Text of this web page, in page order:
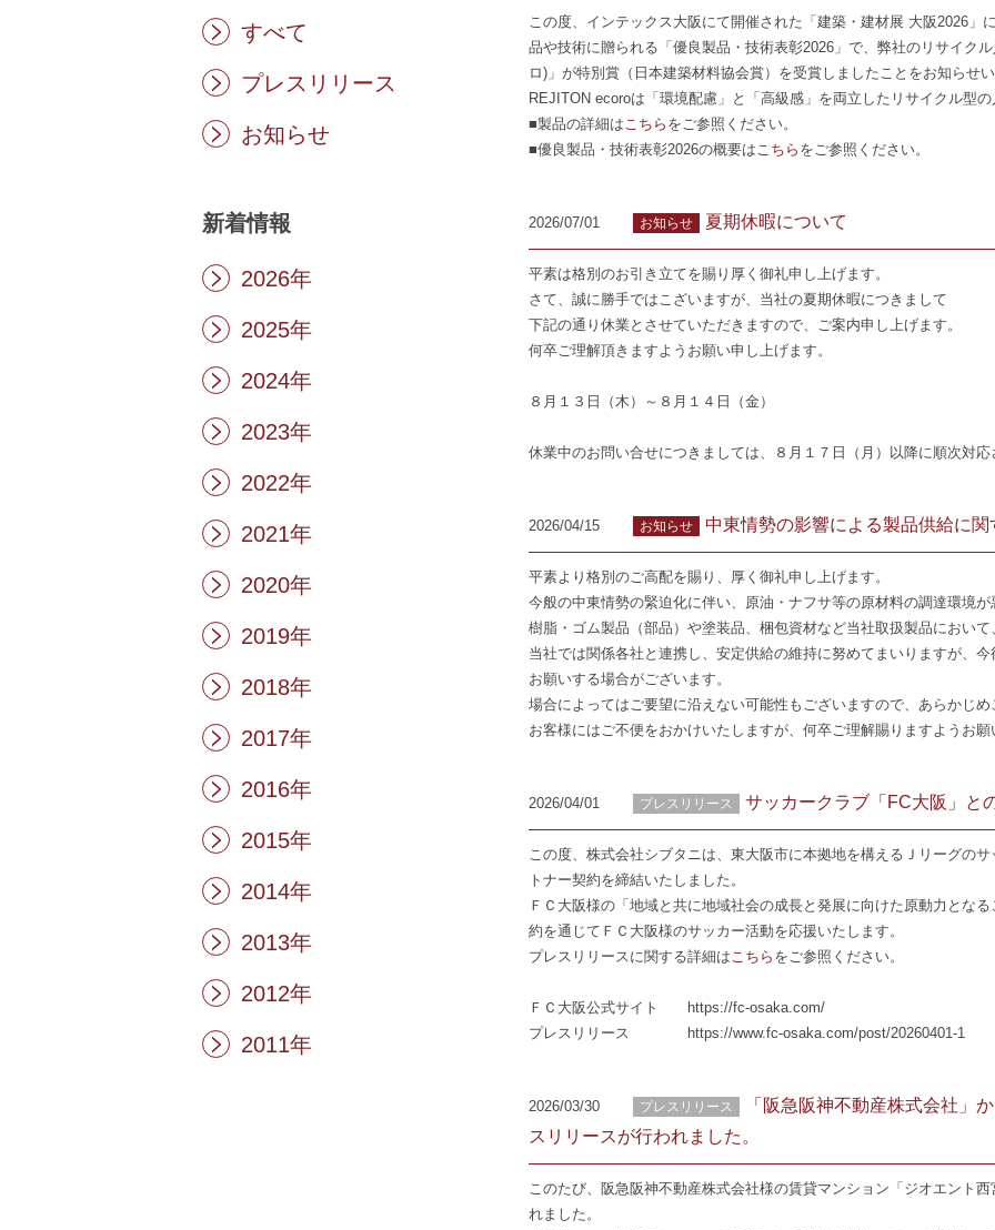
この度、インテックス大阪にて開催された「建築・建材展 大阪2026」
品や技術に贈られる「優良製品・技術表彰2026」で、弊社のリサイク
ロ)」が特別賞（日本建築材料協会賞）を受賞しましたことをお知らせい
REJITON ecoroは「環境配慮」と「高級感」を両立したリサイクル型の
■製品の詳細はこちら をご参照ください。
■優良製品・技術表彰2026の概要はこちら をご参照ください。
2026/07/01 お知らせ 夏期休暇について
平素は格別のお引き立てを賜り厚く御礼申し上げます。
さて、誠に勝手ではこざいますが、当社の夏期休暇につきまして
下記の通り休業とさせていただきますので、ご案内申し上げます。
何卒ご理解頂きますようお願い申し上げます。
８月１３日（木）～８月１４日（金）
休業中のお問い合せにつきましては、８月１７日（月）以降に順次対応
2026/04/15 お知らせ 中東情勢の影響による製品供給に関
平素より格別のご高配を賜り、厚く御礼申し上げます。
今般の中東情勢の緊迫化に伴い、原油・ナフサ等の原材料の調達環境が
樹脂・ゴム製品（部品）や塗装品、梱包資材など当社取扱製品において
当社では関係各社と連携し、安定供給の維持に努めてまいりますが、
お願いする場合がございます。
場合によってはご要望に沿えない可能性もございますので、あらかじめ
お客様にはご不便をおかけいたしますが、何卒ご理解賜りますようお願
2026/04/01 プレスリリース サッカークラブ「FC大阪」と
この度、株式会社シブタニは、東大阪市に本拠地を構えるＪリーグの
トナー契約を締結いたしました。
ＦＣ大阪様の「地域と共に地域社会の成長と発展に向けた原動力とな
約を通じてＦＣ大阪様のサッカー活動を応援いたします。
プレスリリースに関する詳細はこちら をご参照ください。
ＦＣ大阪公式サイト https://fc-osaka.com/
プレスリリース https://www.fc-osaka.com/post/20260401-1
2026/03/30 プレスリリース
「阪急阪神不動産株式会社」
スリリースが行われました。
このたび、阪急阪神不動産株式会社様の賃貸マンション「ジオエント西
れました。
すべて
プレスリリース
お知らせ
新着情報
2026年
2025年
2024年
2023年
2022年
2021年
2020年
2019年
2018年
2017年
2016年
2015年
2014年
2013年
2012年
2011年